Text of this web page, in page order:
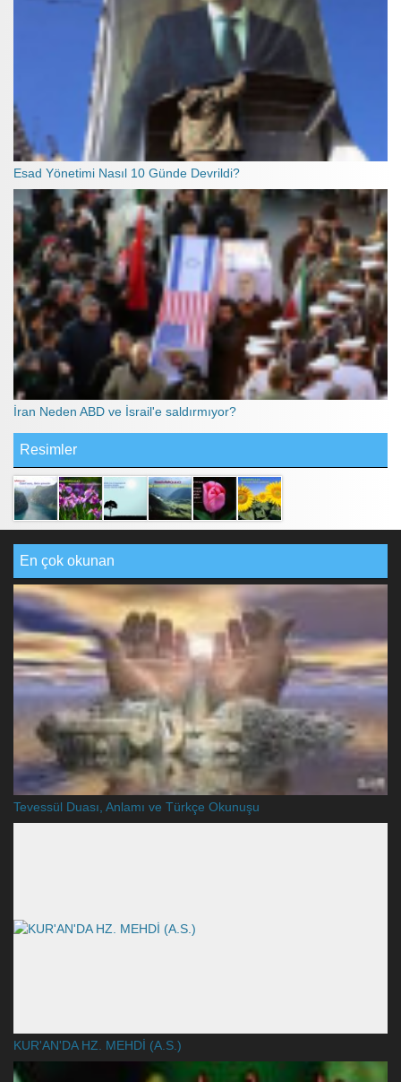
Esad Yönetimi Nasıl 10 Günde Devrildi?
İran Neden ABD ve İsrail'e saldırmıyor?
Resimler
En çok okunan
Tevessül Duası, Anlamı ve Türkçe Okunuşu
KUR'AN'DA HZ. MEHDİ (A.S.)